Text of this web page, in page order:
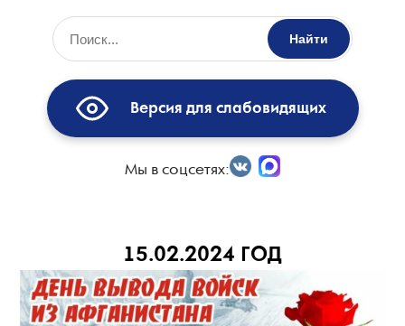
Найти
Версия для слабовидящих
Мы в соцсетях:
15.02.2024 ГОД